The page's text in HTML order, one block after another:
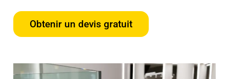
Obtenir un devis gratuit